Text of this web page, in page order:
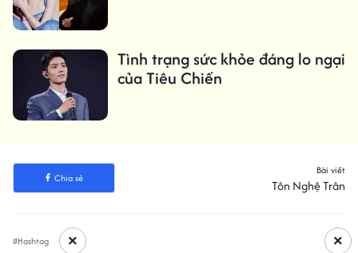
Tình trạng sức khỏe đáng lo ngại
của Tiêu Chiến
Chia sẻ
Bài viết
Tôn Nghệ Trân
#Hashtag ×
×